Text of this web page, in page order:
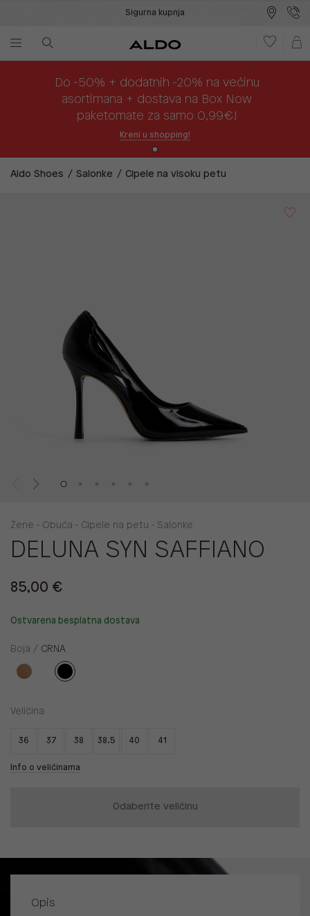
Sigurna kupnja
Do -50% + dodatnih -20% na većinu
asortimana + dostava na Box Now
paketomate za samo 0,99€!
Kreni u shopping!
Aldo Shoes Salonke Cipele na visoku petu
Žene - Obuća - Cipele na petu - Salonke
DELUNA SYN SAFFIANO
85,00 €
Ostvarena besplatna dostava
Boja / CRNA
Veličina
36 37 38 38.5 40 41
Info o veličinama
Odaberite veličinu
Opis